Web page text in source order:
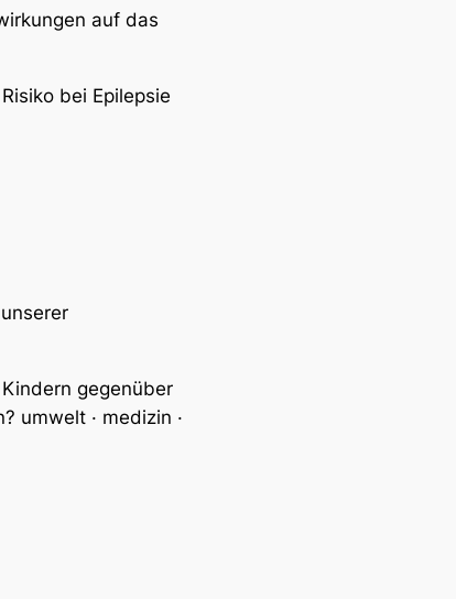
auf das
bei Epilepsie
gegenüber
umwelt · medizin ·